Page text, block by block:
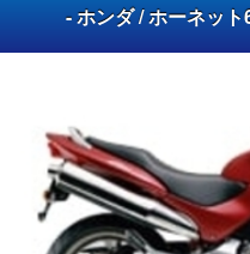
- ホンダ / ホーネッ